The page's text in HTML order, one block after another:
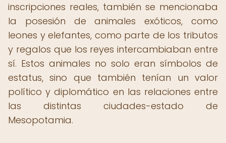
inscripciones reales, también se mencionaba
la posesión de animales exóticos, como
leones y elefantes, como parte de los tributos
y regalos que los reyes intercambiaban entre
sí. Estos animales no solo eran símbolos de
estatus, sino que también tenían un valor
político y diplomático en las relaciones entre
las distintas ciudades-estado de
Mesopotamia.